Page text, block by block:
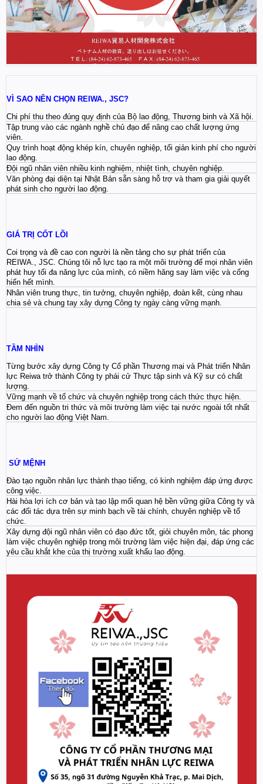
VÌ SAO NÊN CHỌN REIWA., JSC?
Chi phí thu theo đúng quy định của Bộ lao động, Thương binh và Xã hội.
Tập trung vào các ngành nghề chủ đạo để nâng cao chất lượng ứng
viên.
Quy trình hoạt động khép kín, chuyên nghiệp, tối giản kinh phí cho người
lao động.
Đội ngũ nhân viên nhiều kinh nghiệm, nhiệt tình, chuyên nghiệp.
Văn phòng đại diện tại Nhật Bản sẵn sàng hỗ trợ và tham gia giải quyết
phát sinh cho người lao động.
GIÁ TRỊ CỐT LÕI
Coi trọng và đề cao con người là nền tảng cho sự phát triển của
REIWA., JSC. Chúng tôi nỗ lực tạo ra một môi trường để mọi nhân viên
phát huy tối đa năng lực của mình, có niềm hăng say làm việc và cống
hiến hết mình.
Nhân viên trung thực, tin tưởng, chuyên nghiệp, đoàn kết, cùng nhau
chia sẻ và chung tay xây dựng Công ty ngày càng vững mạnh.
TẦM NHÌN
Từng bước xây dựng Công ty Cổ phần Thương mại và Phát triển Nhân
lực Reiwa trở thành Công ty phái cử Thực tập sinh và Kỹ sư có chất
lượng.
Vững mạnh về tổ chức và chuyên nghiệp trong cách thức thực hiện.
Đem đến nguồn tri thức và môi trường làm việc tại nước ngoài tốt nhất
cho người lao động Việt Nam.
SỨ MỆNH
Đào tạo nguồn nhân lực thành thạo tiếng, có kinh nghiệm đáp ứng được
công việc.
Hài hòa lợi ích cơ bản và tạo lập mối quan hệ bền vững giữa Công ty và
các đối tác dựa trên sự minh bạch về tài chính, chuyên nghiệp về tổ
chức.
Xây dựng đội ngũ nhân viên có đạo đức tốt, giỏi chuyên môn, tác phong
làm việc chuyên nghiệp trong môi trường làm việc hiện đại, đáp ứng các
yêu cầu khắt khe của thị trường xuất khẩu lao động.